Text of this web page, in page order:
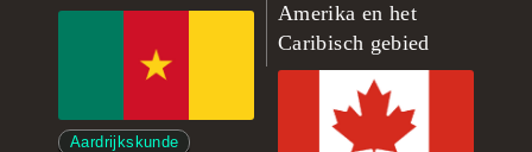
Aardrijkskunde
Amerika en het
Caribisch gebied